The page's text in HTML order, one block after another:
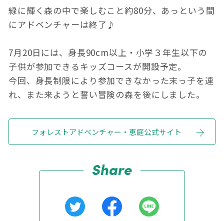
緑に輝く森の中で楽しむこと約80分、あっという間
にアドベンチャーは終了♪
7月20日には、身長90cm以上・小学３年生以下の
子供が参加できるキッズコースが開設予定。
今回、身長制限により参加できなかった末っ子を連
れ、また来ようと誓い冒険の森を後にしました。
フォレストアドベンチャー・恵庭公式サイト